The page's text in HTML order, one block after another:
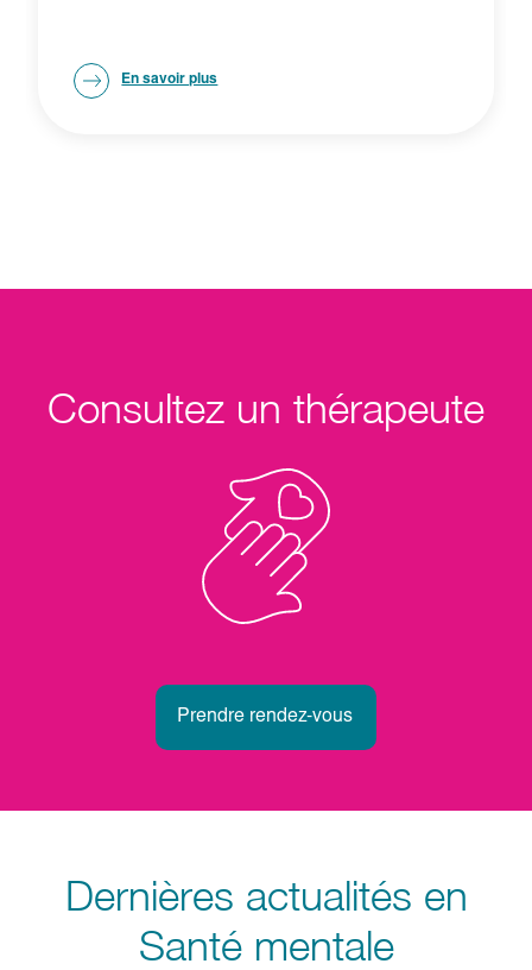
En savoir plus
Consultez un thérapeute
Prendre rendez-vous
Dernières actualités en
Santé mentale